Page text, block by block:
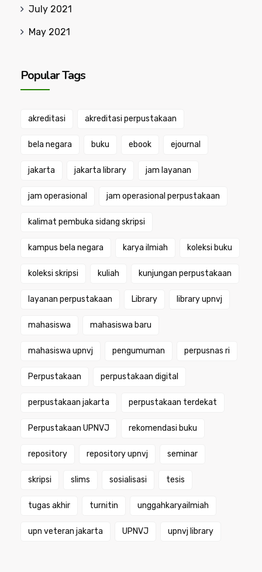
July 2021
May 2021
Popular Tags
akreditasi akreditasi perpustakaan
bela negara buku ebook ejournal
jakarta jakarta library jam layanan
jam operasional jam operasional perpustakaan
kalimat pembuka sidang skripsi
kampus bela negara karya ilmiah koleksi buku
koleksi skripsi kuliah kunjungan perpustakaan
layanan perpustakaan Library library upnvj
mahasiswa mahasiswa baru
mahasiswa upnvj pengumuman perpusnas ri
Perpustakaan perpustakaan digital
perpustakaan jakarta perpustakaan terdekat
Perpustakaan UPNVJ rekomendasi buku
repository repository upnvj seminar
skripsi slims sosialisasi tesis
tugas akhir turnitin unggahkaryailmiah
upn veteran jakarta UPNVJ upnvj library